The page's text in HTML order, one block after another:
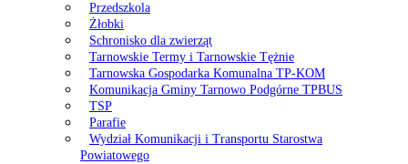
Przedszkola
Żłobki
Schronisko dla zwierząt
Tarnowskie Termy i Tarnowskie Tężnie
Tarnowska Gospodarka Komunalna TP-KOM
Komunikacja Gminy Tarnowo Podgórne TPBUS
TSP
Parafie
Wydział Komunikacji i Transportu Starostwa
Powiatowego